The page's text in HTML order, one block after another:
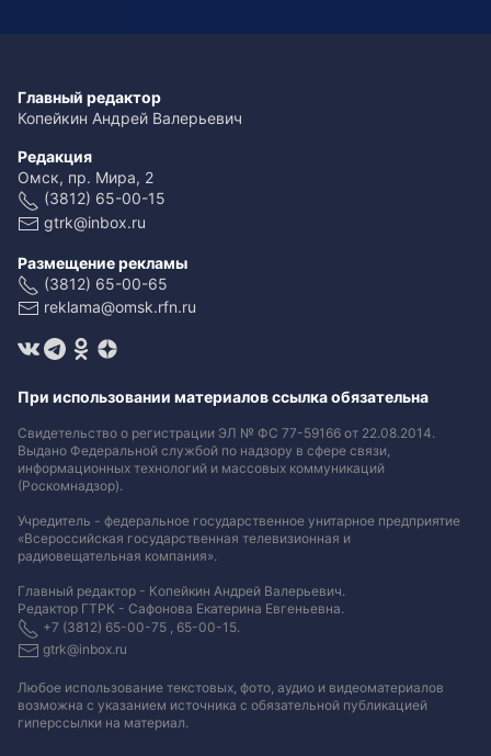
Главный редактор
Копейкин Андрей Валерьевич
Редакция
Омск, пр. Мира, 2
(3812) 65-00-15
gtrk@inbox.ru
Размещение рекламы
(3812) 65-00-65
reklama@omsk.rfn.ru
При использовании материалов ссылка обязательна
Свидетельство о регистрации ЭЛ № ФС 77-59166 от 22.08.2014.
Выдано Федеральной службой по надзору в сфере связи,
информационных технологий и массовых коммуникаций
(Роскомнадзор).
Учредитель - федеральное государственное унитарное предприятие
«Всероссийская государственная телевизионная и
радиовещательная компания».
Главный редактор - Копейкин Андрей Валерьевич.
Редактор ГТРК - Сафонова Екатерина Евгеньевна.
+7 (3812) 65-00-75 , 65-00-15.
gtrk@inbox.ru
Любое использование текстовых, фото, аудио и видеоматериалов
возможна с указанием источника с обязательной публикацией
гиперссылки на материал.